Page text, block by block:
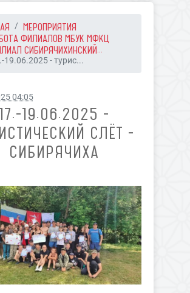
МЕРОПРИЯТИЯ
ФИЛИАЛОВ МБУК МФКЦ
СИБИРЯЧИХИНСКИЙ...
19.06.2025 - турис...
04:05
17.-19.06.2025 -
СЛЁТ -
СИБИРЯЧИХА